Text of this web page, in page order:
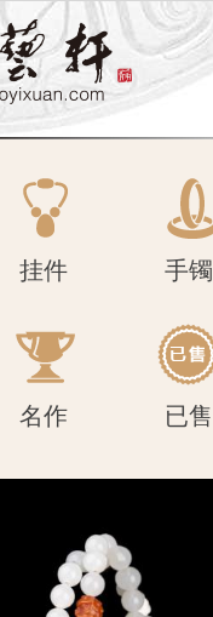
名作 已售
挂件 手镯
名作 已售